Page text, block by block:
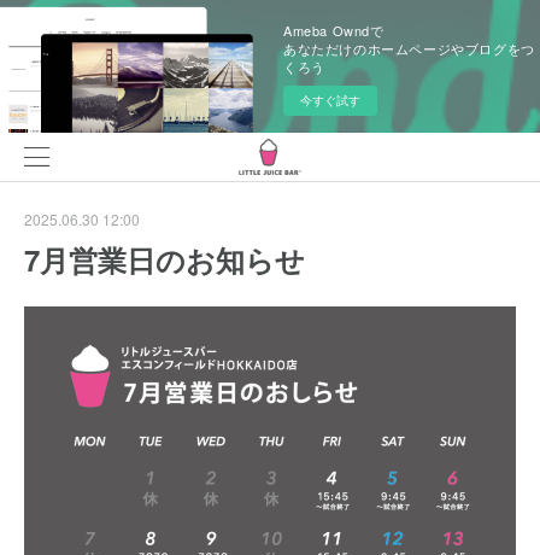
Ameba Owndで
あなただけのホームページやブログをつ
くろう
今すぐ試す
2025.06.30 12:00
7月営業日のお知らせ